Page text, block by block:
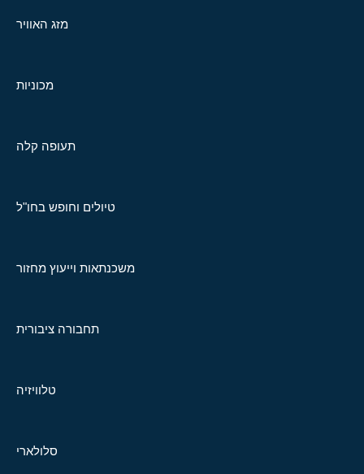
מזג האוויר
מכוניות
תעופה קלה
טיולים וחופש בחו"ל
משכנתאות וייעוץ מחזור
תחבורה ציבורית
טלוויזיה
סלולארי